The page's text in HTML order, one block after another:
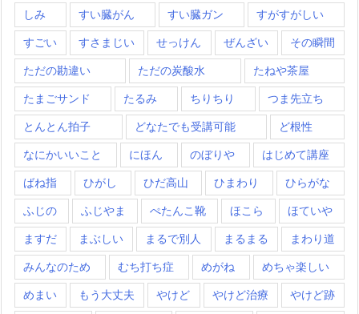
しみ すい臓がん すい臓ガン すがすがしい
すごい すさまじい せっけん ぜんざい その瞬間
ただの勘違い ただの炭酸水 たねや茶屋
たまごサンド たるみ ちりちり つま先立ち
とんとん拍子 どなたでも受講可能 ど根性
なにかいいこと にほん のぼりや はじめて講座
ばね指 ひがし ひだ高山 ひまわり ひらがな
ふじの ふじやま ぺたんこ靴 ほこら ほていや
ますだ まぶしい まるで別人 まるまる まわり道
みんなのため むち打ち症 めがね めちゃ楽しい
めまい もう大丈夫 やけど やけど治療 やけど跡